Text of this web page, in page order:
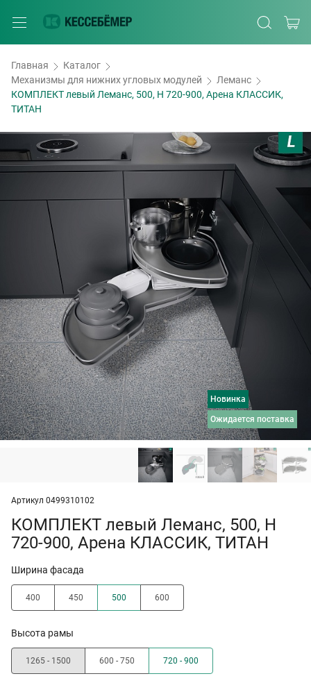
Главная
Каталог
Механизмы для нижних угловых модулей
Леманс
КОМПЛЕКТ левый Леманс, 500, H 720-900, Арена КЛАССИК,
ТИТАН
Новинка
ожидается поставка
Артикул 0499310102
КОМПЛЕКТ левый Леманс, 500, H
720-900, Арена КЛАССИК, ТИТАН
Ширина фасада
400 450 500 600
Высота рамы
1265 - 1500 600 - 750 720 - 900